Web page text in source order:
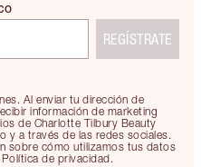
Al enviar tu dirección de
información de marketing
de Charlotte Tilbury Beauty
y a través de las redes sociales.
sobre cómo utilizamos tus datos
de privacidad.
REGÍSTRATE